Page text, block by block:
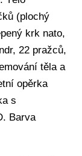
(plochý
krk nato,
22 pražců,
těla a
opěrka
s
Barva